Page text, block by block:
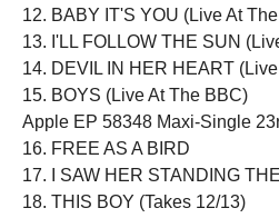
12. BABY IT'S YOU (Live At
13. I'LL FOLLOW THE SUN
14. DEVIL IN HER HEART
15. BOYS (Live At The BBC)
Apple EP 58348 Maxi-Single
16. FREE AS A BIRD
17. I SAW HER STANDING
18. THIS BOY (Takes 12/13)